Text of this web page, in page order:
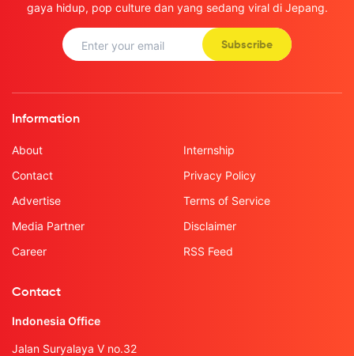
gaya hidup, pop culture dan yang sedang viral di Jepang.
Subscribe
Information
About
Contact
Advertise
Media Partner
Career
Internship
Privacy Policy
Terms of Service
Disclaimer
RSS Feed
Contact
Indonesia Office
Jalan Suryalaya V no.32